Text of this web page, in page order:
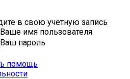
в свою учётную запись
Ваше имя пользователя
Ваш пароль
помощь